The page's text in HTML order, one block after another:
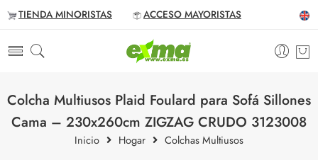
TIENDA MINORISTAS ACCESO MAYORISTAS
Colcha Multiusos Plaid Foulard para Sofá Sillones
Cama – 230x260cm ZIGZAG CRUDO 3123008
Inicio Hogar Colchas Multiusos